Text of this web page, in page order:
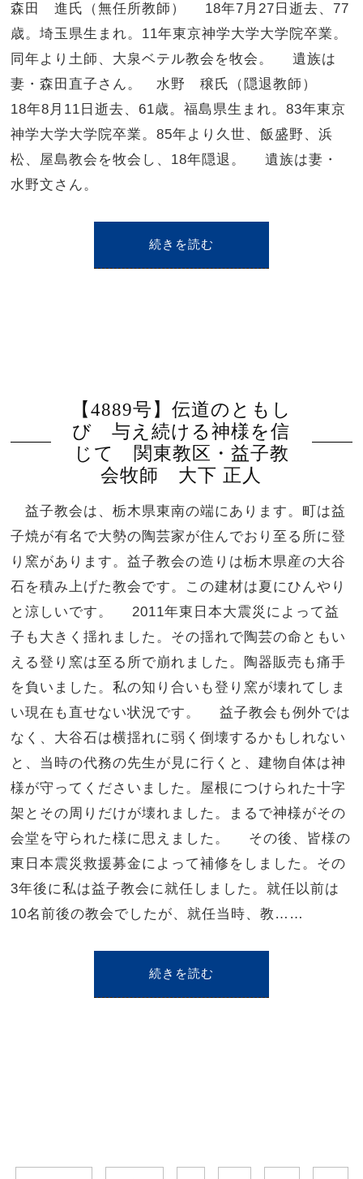
森田 進氏（無任所教師） 18年7月27日逝去、77
歳。埼玉県生まれ。11年東京神学大学大学院卒業。
同年より土師、大泉ベテル教会を牧会。 遺族は
妻・森田直子さん。 水野 穣氏（隠退教師）
18年8月11日逝去、61歳。福島県生まれ。83年東京
神学大学大学院卒業。85年より久世、飯盛野、浜
松、屋島教会を牧会し、18年隠退。 遺族は妻・
水野文さん。
続きを読む
【4889号】伝道のともし
び 与え続ける神様を信
じて 関東教区・益子教
会牧師 大下 正人
益子教会は、栃木県東南の端にあります。町は益
子焼が有名で大勢の陶芸家が住んでおり至る所に登
り窯があります。益子教会の造りは栃木県産の大谷
石を積み上げた教会です。この建材は夏にひんやり
と涼しいです。 2011年東日本大震災によって益
子も大きく揺れました。その揺れで陶芸の命ともい
える登り窯は至る所で崩れました。陶器販売も痛手
を負いました。私の知り合いも登り窯が壊れてしま
い現在も直せない状況です。 益子教会も例外では
なく、大谷石は横揺れに弱く倒壊するかもしれない
と、当時の代務の先生が見に行くと、建物自体は神
様が守ってくださいました。屋根につけられた十字
架とその周りだけが壊れました。まるで神様がその
会堂を守られた様に思えました。 その後、皆様の
東日本震災救援募金によって補修をしました。その
3年後に私は益子教会に就任しました。就任以前は
10名前後の教会でしたが、就任当時、教……
続きを読む